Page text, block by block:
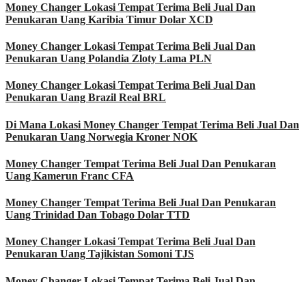
Money Changer Lokasi Tempat Terima Beli Jual Dan
Penukaran Uang Karibia Timur Dolar XCD
Money Changer Lokasi Tempat Terima Beli Jual Dan
Penukaran Uang Polandia Zloty Lama PLN
Money Changer Lokasi Tempat Terima Beli Jual Dan
Penukaran Uang Brazil Real BRL
Di Mana Lokasi Money Changer Tempat Terima Beli Jual Dan
Penukaran Uang Norwegia Kroner NOK
Money Changer Tempat Terima Beli Jual Dan Penukaran
Uang Kamerun Franc CFA
Money Changer Tempat Terima Beli Jual Dan Penukaran
Uang Trinidad Dan Tobago Dolar TTD
Money Changer Lokasi Tempat Terima Beli Jual Dan
Penukaran Uang Tajikistan Somoni TJS